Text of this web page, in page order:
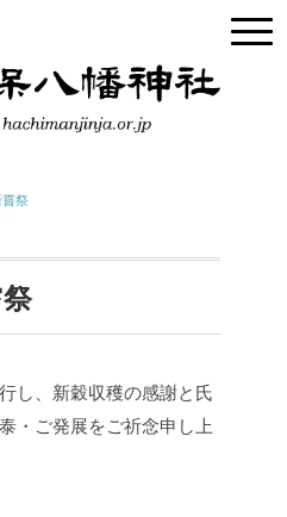
嘗祭
し、新穀収穫の感謝と氏
・ご発展をご祈念申し上